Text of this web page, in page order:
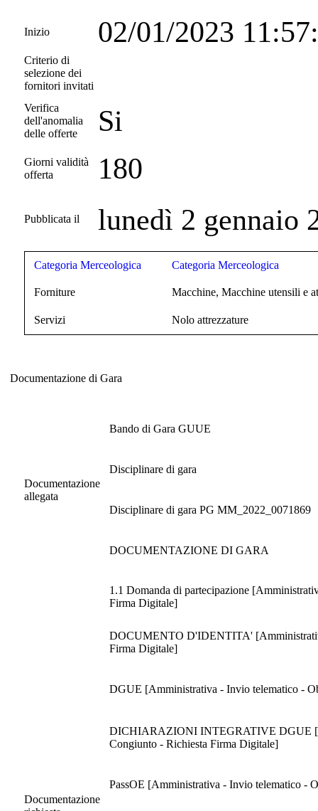
Inizio 02/01/2023
Criterio di
selezione dei
fornitori invitati
Verifica
dell'anomalia
delle offerte
Si
Giorni validità
offerta
180
Pubblicata il lunedì 2 gennaio
Categoria Merceologica Categoria Merceologica
Forniture Macchine, Macchine utensili e
Servizi Nolo attrezzature
Documentazione di Gara
Documentazione
allegata
Bando di Gara GUUE
Disciplinare di gara
Disciplinare di gara PG MM_2022_0071869
DOCUMENTAZIONE DI GARA
Documentazione
1.1 Domanda di partecipazione
Firma Digitale]
DOCUMENTO D'IDENTITA'
Firma Digitale]
DGUE [Amministrativa - Invio telematico -
DICHIARAZIONI INTEGRATIVE DGUE
Congiunto - Richiesta Firma Digitale]
PassOE [Amministrativa - Invio telematico -